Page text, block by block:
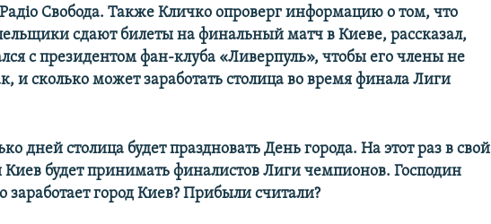
Свобода. Также Кличко опроверг информацию о том, что
сдают билеты на финальный матч в Киеве, рассказал,
с президентом фан-клуба «Ливерпуль», чтобы его члены не
и сколько может заработать столица во время финала Лиги
дней столица будет праздновать День города. На этот раз в свой
будет принимать финалистов Лиги чемпионов. Господин
заработает город Киев? Прибыли считали?